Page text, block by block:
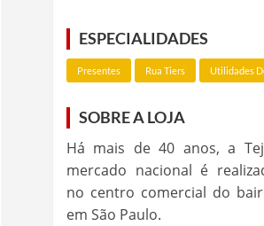
ESPECIALIDADES
Presentes Rua Tiers Utilidades
SOBRE A LOJA
Há mais de 40 anos, a
mercado nacional é
no centro comercial do
em São Paulo.